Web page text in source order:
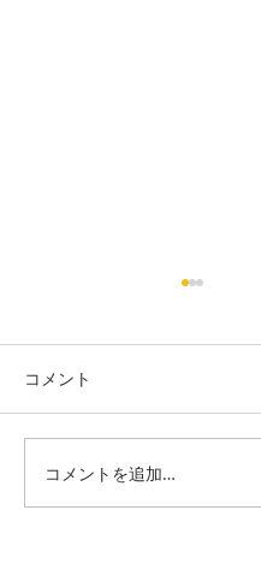
お隣県からの初来島
コメント
コメントを追加…